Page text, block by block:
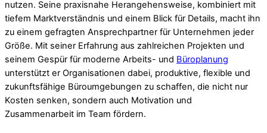
nutzen. Seine praxisnahe Herangehensweise, kombiniert mit
tiefem Marktverständnis und einem Blick für Details, macht ihn
zu einem gefragten Ansprechpartner für Unternehmen jeder
Größe. Mit seiner Erfahrung aus zahlreichen Projekten und
seinem Gespür für moderne Arbeits- und Büroplanung
unterstützt er Organisationen dabei, produktive, flexible und
zukunftsfähige Büroumgebungen zu schaffen, die nicht nur
Kosten senken, sondern auch Motivation und
Zusammenarbeit im Team fördern.